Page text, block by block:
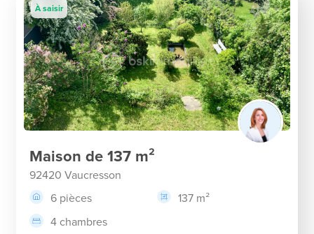
À saisir
Maison de 137 m²
92420 Vaucresson
6 pièces
137 m²
4 chambres